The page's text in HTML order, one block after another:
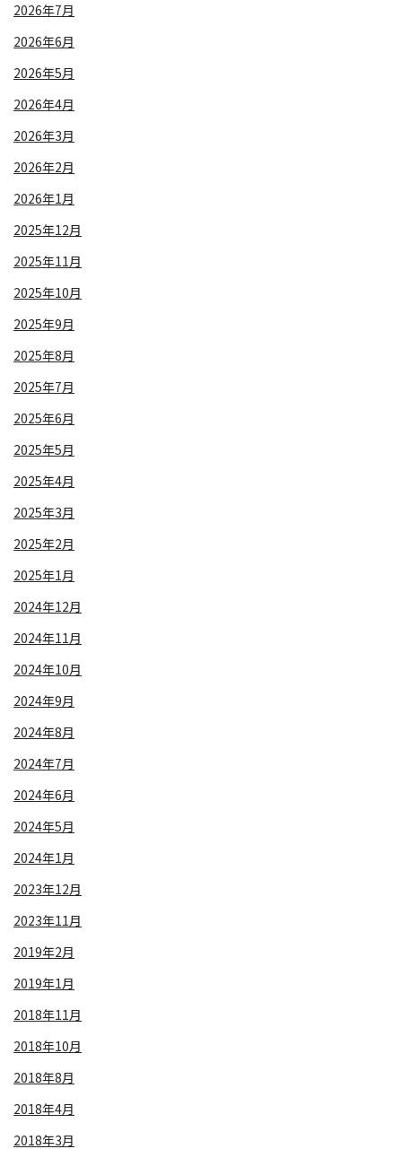
2026年7月
2026年6月
2026年5月
2026年4月
2026年3月
2026年2月
2026年1月
2025年12月
2025年11月
2025年10月
2025年9月
2025年8月
2025年7月
2025年6月
2025年5月
2025年4月
2025年3月
2025年2月
2025年1月
2024年12月
2024年11月
2024年10月
2024年9月
2024年8月
2024年7月
2024年6月
2024年5月
2024年1月
2023年12月
2023年11月
2019年2月
2019年1月
2018年11月
2018年10月
2018年8月
2018年4月
2018年3月